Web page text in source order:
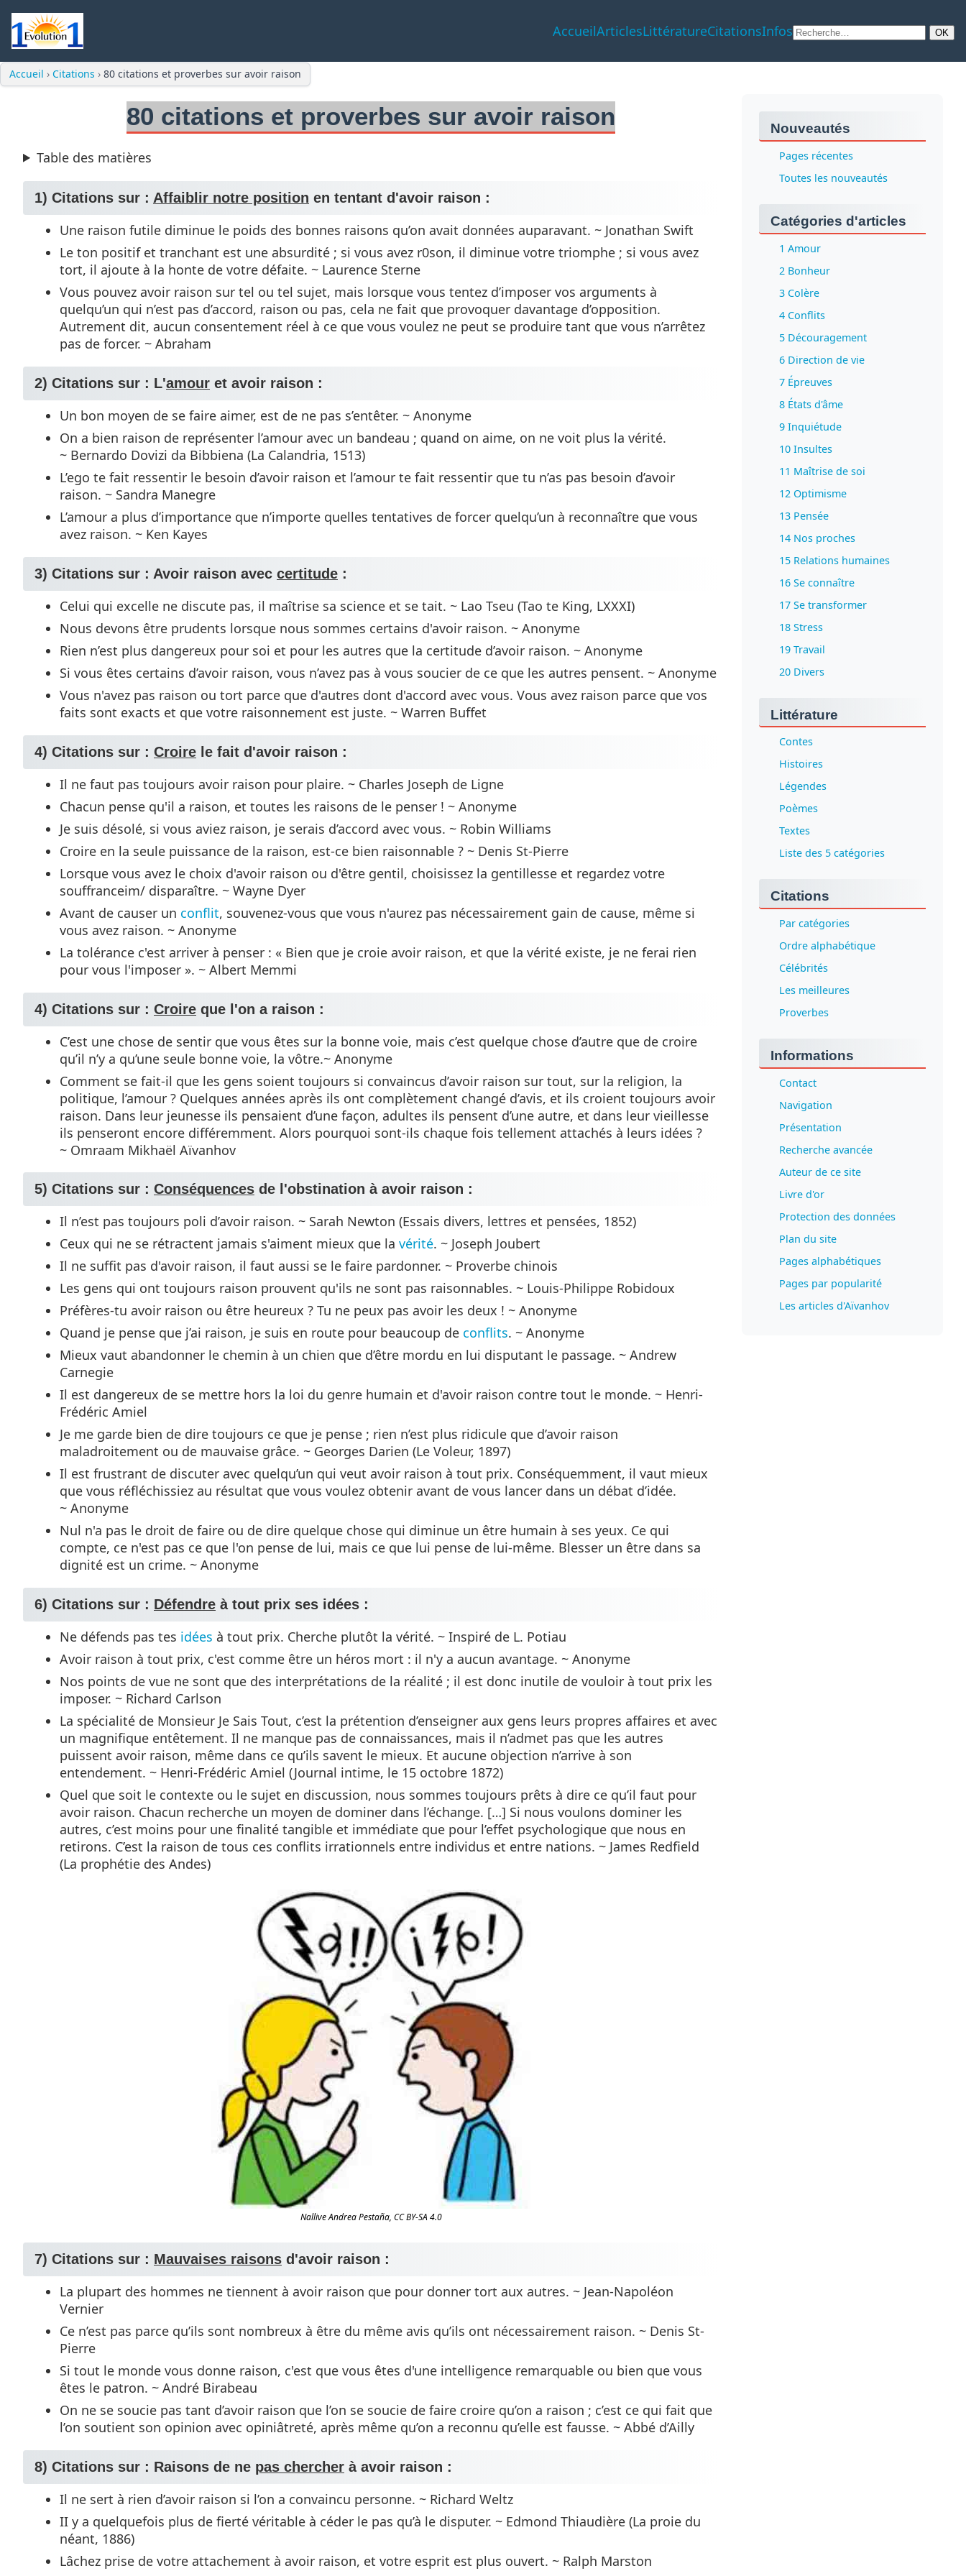
AccueilArticlesLittératureCitationsInfos
Accueil › Citations › 80 citations et proverbes sur avoir raison
80 citations et proverbes sur avoir raison
Table des matières
1) Citations sur : Affaiblir notre position en tentant d'avoir raison :
Une raison futile diminue le poids des bonnes raisons qu’on avait données auparavant. ~ Jonathan Swift
Le ton positif et tranchant est une absurdité ; si vous avez r0son, il diminue votre triomphe ; si vous avez
tort, il ajoute à la honte de votre défaite. ~ Laurence Sterne
Vous pouvez avoir raison sur tel ou tel sujet, mais lorsque vous tentez d’imposer vos arguments à
quelqu’un qui n’est pas d’accord, raison ou pas, cela ne fait que provoquer davantage d’opposition.
Autrement dit, aucun consentement réel à ce que vous voulez ne peut se produire tant que vous n’arrêtez
pas de forcer. ~ Abraham
2) Citations sur : L'amour et avoir raison :
Un bon moyen de se faire aimer, est de ne pas s’entêter. ~ Anonyme
On a bien raison de représenter l’amour avec un bandeau ; quand on aime, on ne voit plus la vérité.
~ Bernardo Dovizi da Bibbiena (La Calandria, 1513)
L’ego te fait ressentir le besoin d’avoir raison et l’amour te fait ressentir que tu n’as pas besoin d’avoir
raison. ~ Sandra Manegre
L’amour a plus d’importance que n’importe quelles tentatives de forcer quelqu’un à reconnaître que vous
avez raison. ~ Ken Kayes
3) Citations sur : Avoir raison avec certitude :
Celui qui excelle ne discute pas, il maîtrise sa science et se tait. ~ Lao Tseu (Tao te King, LXXXI)
Nous devons être prudents lorsque nous sommes certains d'avoir raison. ~ Anonyme
Rien n’est plus dangereux pour soi et pour les autres que la certitude d’avoir raison. ~ Anonyme
Si vous êtes certains d’avoir raison, vous n’avez pas à vous soucier de ce que les autres pensent. ~ Anonyme
Vous n'avez pas raison ou tort parce que d'autres dont d'accord avec vous. Vous avez raison parce que vos
faits sont exacts et que votre raisonnement est juste. ~ Warren Buffet
4) Citations sur : Croire le fait d'avoir raison :
Il ne faut pas toujours avoir raison pour plaire. ~ Charles Joseph de Ligne
Chacun pense qu'il a raison, et toutes les raisons de le penser ! ~ Anonyme
Je suis désolé, si vous aviez raison, je serais d’accord avec vous. ~ Robin Williams
Croire en la seule puissance de la raison, est-ce bien raisonnable ? ~ Denis St-Pierre
Lorsque vous avez le choix d'avoir raison ou d'être gentil, choisissez la gentillesse et regardez votre
souffranceim/ disparaître. ~ Wayne Dyer
Avant de causer un conflit, souvenez-vous que vous n'aurez pas nécessairement gain de cause, même si
vous avez raison. ~ Anonyme
La tolérance c'est arriver à penser : « Bien que je croie avoir raison, et que la vérité existe, je ne ferai rien
pour vous l'imposer ». ~ Albert Memmi
4) Citations sur : Croire que l'on a raison :
C’est une chose de sentir que vous êtes sur la bonne voie, mais c’est quelque chose d’autre que de croire
qu’il n’y a qu’une seule bonne voie, la vôtre.~ Anonyme
Comment se fait-il que les gens soient toujours si convaincus d’avoir raison sur tout, sur la religion, la
politique, l’amour ? Quelques années après ils ont complètement changé d’avis, et ils croient toujours avoir
raison. Dans leur jeunesse ils pensaient d’une façon, adultes ils pensent d’une autre, et dans leur vieillesse
ils penseront encore différemment. Alors pourquoi sont-ils chaque fois tellement attachés à leurs idées ?
~ Omraam Mikhaël Aïvanhov
5) Citations sur : Conséquences de l'obstination à avoir raison :
Il n’est pas toujours poli d’avoir raison. ~ Sarah Newton (Essais divers, lettres et pensées, 1852)
Ceux qui ne se rétractent jamais s'aiment mieux que lavérité. ~ Joseph Joubert
Il ne suffit pas d'avoir raison, il faut aussi se le faire pardonner. ~ Proverbe chinois
Les gens qui ont toujours raison prouvent qu'ils ne sont pas raisonnables. ~ Louis-Philippe Robidoux
Préfères-tu avoir raison ou être heureux ? Tu ne peux pas avoir les deux ! ~ Anonyme
Quand je pense que j’ai raison, je suis en route pour beaucoup de conflits. ~ Anonyme
Mieux vaut abandonner le chemin à un chien que d’être mordu en lui disputant le passage. ~ Andrew
Carnegie
Il est dangereux de se mettre hors la loi du genre humain et d'avoir raison contre tout le monde. ~ Henri-
Frédéric Amiel
Je me garde bien de dire toujours ce que je pense ; rien n’est plus ridicule que d’avoir raison
maladroitement ou de mauvaise grâce. ~ Georges Darien (Le Voleur, 1897)
Il est frustrant de discuter avec quelqu’un qui veut avoir raison à tout prix. Conséquemment, il vaut mieux
que vous réfléchissiez au résultat que vous voulez obtenir avant de vous lancer dans un débat d’idée.
~ Anonyme
Nul n'a pas le droit de faire ou de dire quelque chose qui diminue un être humain à ses yeux. Ce qui
compte, ce n'est pas ce que l'on pense de lui, mais ce que lui pense de lui-même. Blesser un être dans sa
dignité est un crime. ~ Anonyme
6) Citations sur : Défendre à tout prix ses idées :
Ne défends pas tes idées à tout prix. Cherche plutôt la vérité. ~ Inspiré de L. Potiau
Avoir raison à tout prix, c'est comme être un héros mort : il n'y a aucun avantage. ~ Anonyme
Nos points de vue ne sont que des interprétations de la réalité ; il est donc inutile de vouloir à tout prix les
imposer. ~ Richard Carlson
La spécialité de Monsieur Je Sais Tout, c’est la prétention d’enseigner aux gens leurs propres affaires et avec
un magnifique entêtement. Il ne manque pas de connaissances, mais il n’admet pas que les autres
puissent avoir raison, même dans ce qu’ils savent le mieux. Et aucune objection n’arrive à son
entendement. ~ Henri-Frédéric Amiel (Journal intime, le 15 octobre 1872)
Quel que soit le contexte ou le sujet en discussion, nous sommes toujours prêts à dire ce qu’il faut pour
avoir raison. Chacun recherche un moyen de dominer dans l’échange. […] Si nous voulons dominer les
autres, c’est moins pour une finalité tangible et immédiate que pour l’effet psychologique que nous en
retirons. C’est la raison de tous ces conflits irrationnels entre individus et entre nations. ~ James Redfield
(La prophétie des Andes)
Nallive Andrea Pestaña, CC BY-SA 4.0
7) Citations sur : Mauvaises raisons d'avoir raison :
La plupart des hommes ne tiennent à avoir raison que pour donner tort aux autres. ~ Jean-Napoléon
Vernier
Ce n’est pas parce qu’ils sont nombreux à être du même avis qu’ils ont nécessairement raison. ~ Denis St-
Pierre
Si tout le monde vous donne raison, c'est que vous êtes d'une intelligence remarquable ou bien que vous
êtes le patron. ~ André Birabeau
On ne se soucie pas tant d’avoir raison que l’on se soucie de faire croire qu’on a raison ; c’est ce qui fait que
l’on soutient son opinion avec opiniâtreté, après même qu’on a reconnu qu’elle est fausse. ~ Abbé d’Ailly
8) Citations sur : Raisons de ne pas chercher à avoir raison :
Il ne sert à rien d’avoir raison si l’on a convaincu personne. ~ Richard Weltz
II y a quelquefois plus de fierté véritable à céder le pas qu’à le disputer. ~ Edmond Thiaudière (La proie du
néant, 1886)
Lâchez prise de votre attachement à avoir raison, et votre esprit est plus ouvert. ~ Ralph Marston
Nouveautés
Pages récentes
Toutes les nouveautés
Catégories d'articles
1 Amour
2 Bonheur
3 Colère
4 Conflits
5 Découragement
6 Direction de vie
7 Épreuves
8 États d'âme
9 Inquiétude
10 Insultes
11 Maîtrise de soi
12 Optimisme
13 Pensée
14 Nos proches
15 Relations humaines
16 Se connaître
17 Se transformer
18 Stress
19 Travail
20 Divers
Littérature
Contes
Histoires
Légendes
Poèmes
Textes
Liste des 5 catégories
Citations
Par catégories
Ordre alphabétique
Célébrités
Les meilleures
Proverbes
Informations
Contact
Navigation
Présentation
Recherche avancée
Auteur de ce site
Livre d'or
Protection des données
Plan du site
Pages alphabétiques
Pages par popularité
Les articles d'Aïvanhov